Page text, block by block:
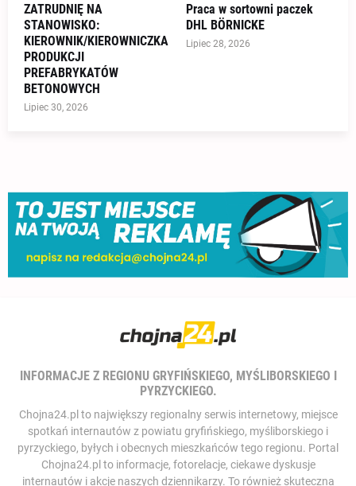
ZATRUDNIĘ NA
STANOWISKO:
KIEROWNIK/KIEROWNICZKA
PRODUKCJI
PREFABRYKATÓW
BETONOWYCH
Lipiec 30, 2026
Praca w sortowni paczek
DHL BÖRNICKE
Lipiec 28, 2026
INFORMACJE Z REGIONU GRYFIŃSKIEGO, MYŚLIBORSKIEGO I
PYRZYCKIEGO.
Chojna24.pl to największy regionalny serwis internetowy, miejsce
spotkań internautów z powiatu gryfińskiego, myśliborskiego i
pyrzyckiego, byłych i obecnych mieszkańców tego regionu. Portal
Chojna24.pl to informacje, fotorelacje, ciekawe dyskusje
internautów i akcje naszych dziennikarzy. To również skuteczna